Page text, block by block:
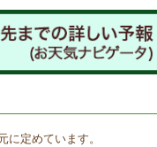
定めています。